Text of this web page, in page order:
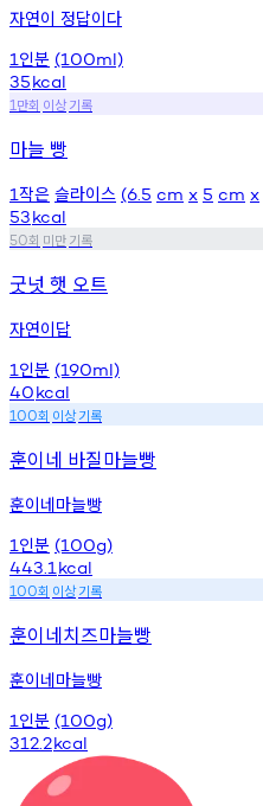
자연이 정답이다
1 인분 (100ml)
35kcal
1 만회 이상기록
마늘 빵
1작은 슬라이스 (6.5 cm x 5 cm x
53kcal
50회 미만기록
굿넛 햇 오트
자연이답
1 인분 (190ml)
40kcal
100회 이상기록
훈이네 바질마늘빵
훈이네마늘빵
1 인분 (100g)
443.1 kcal
100회 이상기록
훈이네치즈마늘빵
훈이네마늘빵
1 인분 (100g)
312.2kcal